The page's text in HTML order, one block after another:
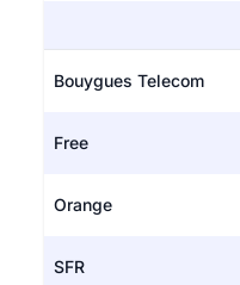
Bouygues Telecom
Free
Orange
SFR